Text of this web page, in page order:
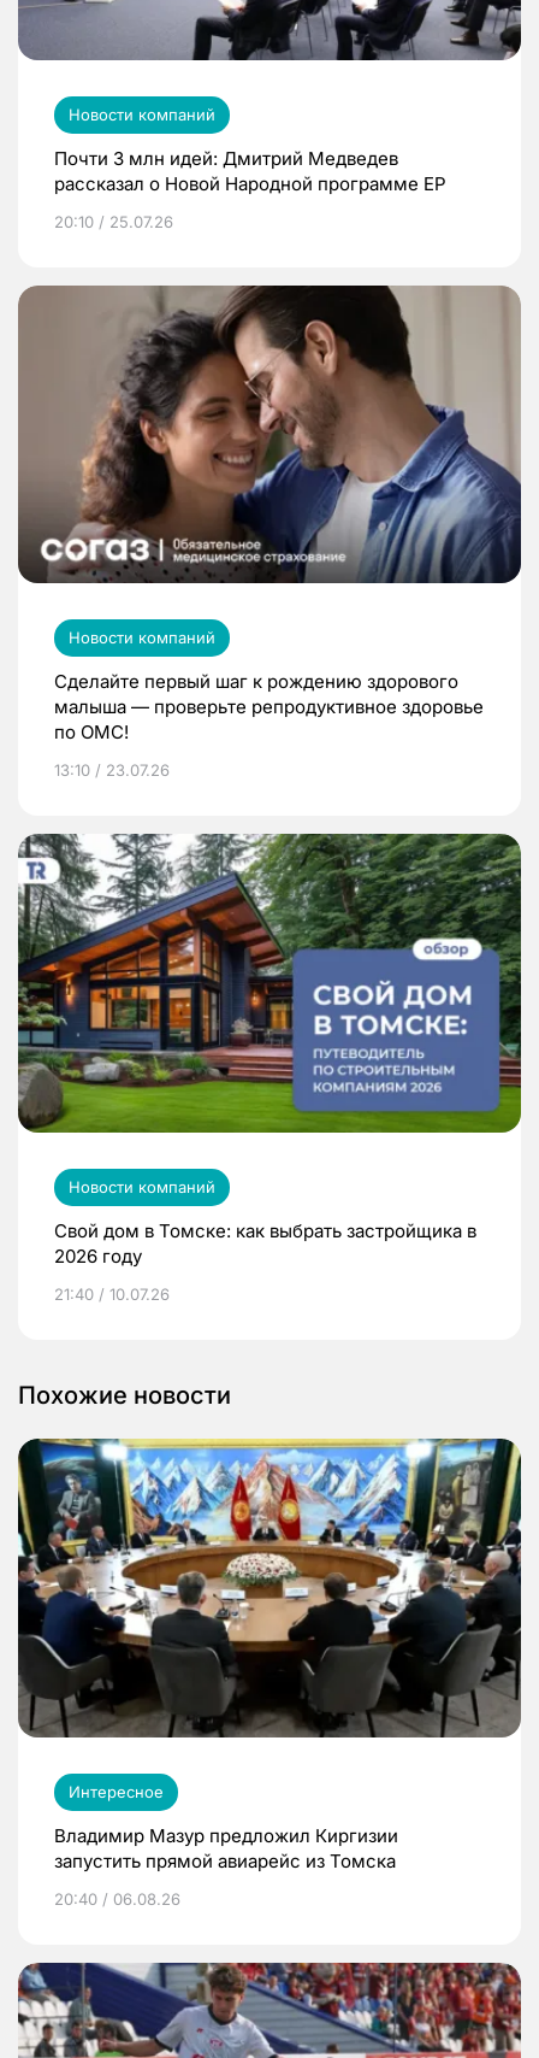
Новости компаний
Почти 3 млн идей: Дмитрий Медведев
рассказал о Новой Народной программе ЕР
20:10 / 25.07.26
Новости компаний
Сделайте первый шаг к рождению здорового
малыша — проверьте репродуктивное здоровье
по ОМС!
13:10 / 23.07.26
Новости компаний
Свой дом в Томске: как выбрать застройщика в
2026 году
21:40 / 10.07.26
Похожие новости
Интересное
Владимир Мазур предложил Киргизии
запустить прямой авиарейс из Томска
20:40 / 06.08.26